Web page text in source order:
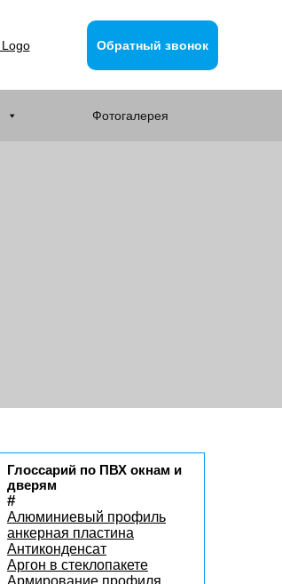
Обратный звонок
Фотогалерея
Глоссарий по ПВХ окнам и
дверям
#
Алюминиевый профиль
анкерная пластина
Антиконденсат
Аргон в стеклопакете
Армирование профиля